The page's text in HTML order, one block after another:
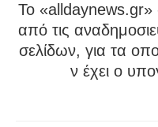
To «alldaynews.gr»
από τις
σελίδων, για τα
ν έχει ο